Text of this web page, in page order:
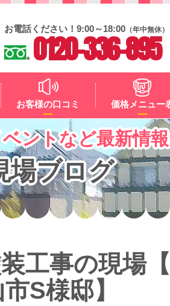
お電話ください！9:00～18:00 （年中無休）
0120-336-895
お客様の口コミ 価格メニュー
ントなど最新情
場ブログ
工事の現場
S様邸】